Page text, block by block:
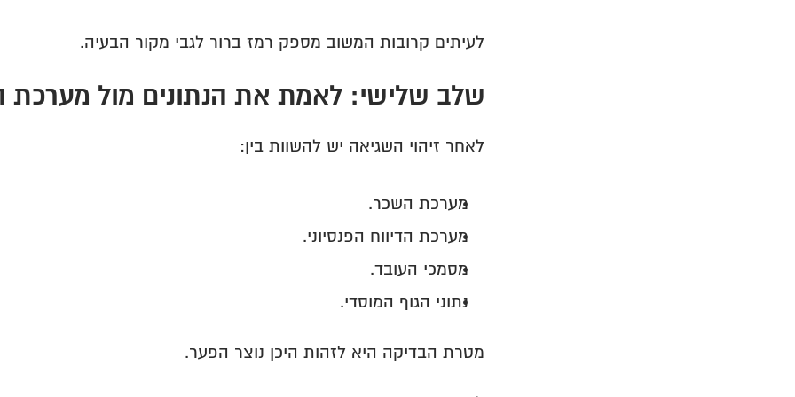
לעיתים קרובות המשוב מספק רמז ברור לגבי מקור הבעיה.
שלב שלישי: לאמת את הנתונים מול מערכת
לאחר זיהוי השגיאה יש להשוות בין:
מערכת השכר.
מערכת הדיווח הפנסיוני.
מסמכי העובד.
נתוני הגוף המוסדי.
מטרת הבדיקה היא לזהות היכן נוצר הפער.